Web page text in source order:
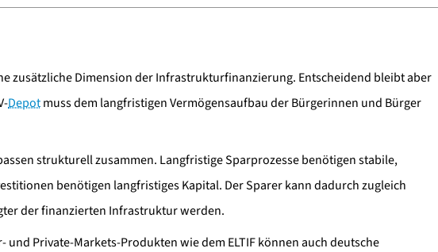
zusätzliche Dimension der Infrastrukturfinanzierung. Entscheidend bleibt aber
Depotmuss dem langfristigen Vermögensaufbau der Bürgerinnen und Bürger
strukturell zusammen. Langfristige Sparprozesse benötigen stabile,
benötigen langfristiges Kapital. Der Sparer kann dadurch zugleich
der finanzierten Infrastruktur werden.
Private-Markets-Produkten wie dem ELTIF können auch deutsche